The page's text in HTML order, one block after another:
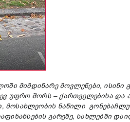
მიმდინარე მოვლენები, ისინი
უფრო შორს–ქართველებისა და
, მოსახლეობის ნაწილი გონ
გარეშე, სახლებში